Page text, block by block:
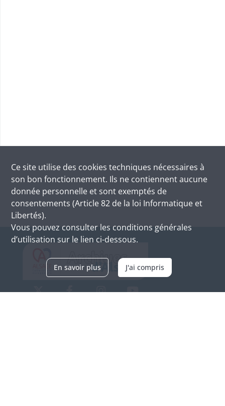
Ce site utilise des cookies techniques nécessaires à
son bon fonctionnement. Ils ne contiennent aucune
donnée personnelle et sont exemptés de
consentements (Article 82 de la loi Informatique et
Libertés).
Vous pouvez consulter les conditions générales
d’utilisation sur le lien ci-dessous.
En savoir plus J'ai compris